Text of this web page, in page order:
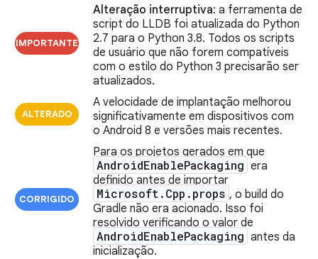
IMPORTANTE
Alteração interruptiva: a ferramenta de
script do LLDB foi atualizada do Python
2.7 para o Python 3.8. Todos os scripts
de usuário que não forem compatíveis
com o estilo do Python 3 precisarão ser
atualizados.
ALTERADO
A velocidade de implantação melhorou
significativamente em dispositivos com
o Android 8 e versões mais recentes.
CORRIGIDO
Para os projetos gerados em que
AndroidEnablePackaging era
definido antes de importar
Microsoft.Cpp .props , o build do
Gradle não era acionado. Isso foi
resolvido verificando o valor de
AndroidEnablePackaging antes da
inicialização.